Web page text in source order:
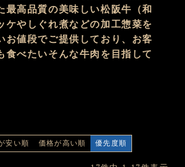
最高品質の美味しい松阪牛（和
ケやしぐれ煮などの加工惣菜を
お値段でご提供しており、お客
食べたいそんな牛肉を目指して
安い順 価格が高い順 優先度順